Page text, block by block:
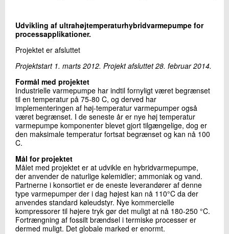
Jeg er din kontaktperson
Jannie Guldmann Würtz
Seniorkommunikationskonsulent
Køle- og Varmepumpeteknik
+45 72 20 11 82
Send e-mail
Skriv til mig
Udvikling af ultrahøjtemperaturhybridvarmepumpe for
processapplikationer.
Projektet er afsluttet
Projektstart 1. marts 2012. Projekt afsluttet 28. februar 2014.
Formål med projektet
Industrielle varmepumpe har indtil fornyligt været begrænset
til en temperatur på 75-80 C, og derved har
implementeringen af høj-temperatur varmepumper også
været begrænset. I de seneste år er nye høj temperatur
varmepumpe komponenter blevet gjort tilgængelige, dog er
den maksimale temperatur fortsat begrænset og kan nå 100
C.
Mål for projektet
Målet med projektet er at udvikle en hybridvarmepumpe,
der anvender de naturlige kølemidler; ammoniak og vand.
Partnerne i konsortiet er de eneste leverandører af denne
type varmepumper der i dag højest kan nå 110°C da der
anvendes standard køleudstyr. Nye kommercielle
kompressorer til højere tryk gør det muligt at nå 180-250 °C.
Fortrængning af fossilt brændsel i termiske processer er
dermed muligt. Det globale marked er enormt.